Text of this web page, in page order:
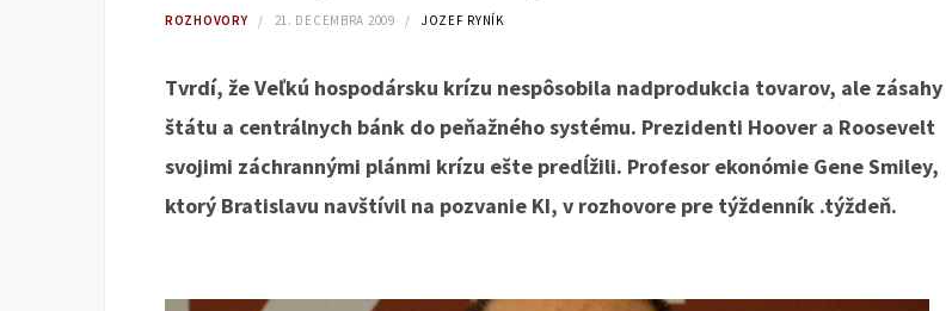
ROZHOVORY 21. DECEMBRA 2009 JOZEF RYNÍK
Tvrdí, že Veľkú hospodársku krízu nespôsobila nadprodukcia tovarov, ale zásahy
štátu a centrálnych bánk do peňažného systému. Prezidenti Hoover a Roosevelt
svojimi záchrannými plánmi krízu ešte predĺžili. Profesor ekonómie Gene Smiley,
ktorý Bratislavu navštívil na pozvanie KI, v rozhovore pre týždenník .týždeň.